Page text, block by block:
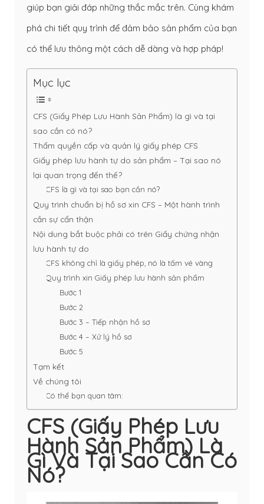
giúp bạn giải đáp những thắc mắc trên. Cùng khám
phá chi tiết quy trình để đảm bảo sản phẩm của bạn
có thể lưu thông một cách dễ dàng và hợp pháp!
Mục lục
CFS (Giấy Phép Lưu Hành Sản Phẩm) là gì và tại
sao cần có nó?
Thẩm quyền cấp và quản lý giấy phép CFS
Giấy phép lưu hành tự do sản phẩm – Tại sao nó
lại quan trọng đến thế?
CFS là gì và tại sao bạn cần nó?
Quy trình chuẩn bị hồ sơ xin CFS – Một hành trình
cần sự cẩn thận
Nội dung bắt buộc phải có trên Giấy chứng nhận
lưu hành tự do
CFS không chỉ là giấy phép, nó là tấm vé vàng
Quy trình xin Giấy phép lưu hành sản phẩm
Bước 1
Bước 2
Bước 3 – Tiếp nhận hồ sơ
Bước 4 – Xử lý hồ sơ
Bước 5
Tạm kết
Về chúng tôi
Có thể bạn quan tâm:
CFS (Giấy Phép Lưu
Hành Sản Phẩm) Là
Gì Và Tại Sao Cần Có
Nó?